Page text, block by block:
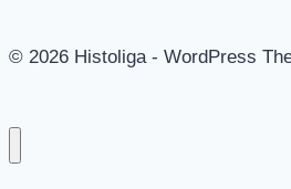
© 2026 Histoliga - WordPress